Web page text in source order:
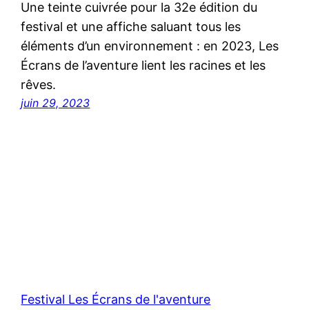
Une teinte cuivrée pour la 32e édition du
festival et une affiche saluant tous les
éléments d’un environnement : en 2023, Les
Écrans de l’aventure lient les racines et les
rêves.
juin 29, 2023
Festival Les Écrans de l'aventure